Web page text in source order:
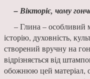
– Вікторіє, чому
– Глина – особли­вий
історію, духовність,
створений вруч­ну на
відрізняється від
обожнюю цей матеріал,